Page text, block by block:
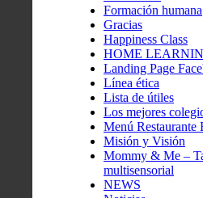
Formación humana
Gracias
Happiness Class
HOME
Landing Page
Línea ética
Lista de útiles
Los mejores
Menú Restaurante
Misión y Visión
Mommy & Me –
multisensorial
NEWS